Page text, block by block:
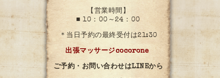
【営業時間】
■ 10：00～24：00
＊当日予約の最終受付は21:30
出張マッサージcocorone
ご予約・お問い合わせはLINEから